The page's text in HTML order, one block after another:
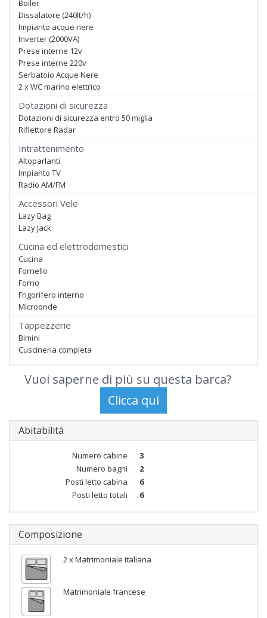
Boiler
Dissalatore (240lt/h)
Impianto acque nere
Inverter (2000VA)
Prese interne 12v
Prese interne 220v
Serbatoio Acque Nere
2 x WC marino elettrico
Dotazioni di sicurezza
Dotazioni di sicurezza entro 50 miglia
Riflettore Radar
Intrattenimento
Altoparlanti
Impianto TV
Radio AM/FM
Accessori Vele
Lazy Bag
Lazy Jack
Cucina ed elettrodomestici
Cucina
Fornello
Forno
Frigorifero interno
Microonde
Tappezzerie
Bimini
Cuscineria completa
Vuoi saperne di più su questa barca?
Abitabilità
Numero cabine
3
Numero bagni
2
Posti letto cabina
6
Posti letto totali
6
Composizione
2 x Matrimoniale italiana
Matrimoniale francese